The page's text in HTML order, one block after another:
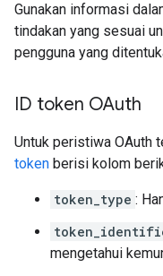
Gunakan informasi
tindakan yang sesuai
pengguna yang
ID token OAuth
Untuk peristiwa OAuth
token berisi kolom
token_type :
mengetahui